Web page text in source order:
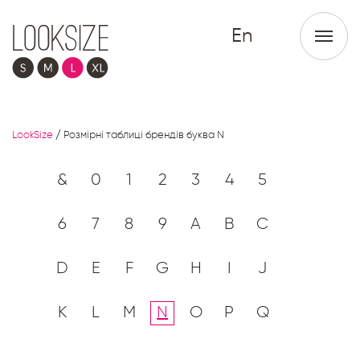
En
LookSize / Розмірні таблиці брендів буква N
& 0 1 2 3 4 5
6 7 8 9 A B C
D E F G H J
K M N O P Q